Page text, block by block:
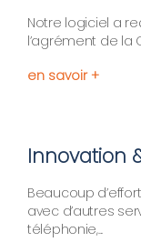
Notre logiciel a
l’agrément de la
en savoir +
Innovation
Beaucoup
avec d’autres
téléphonie,...